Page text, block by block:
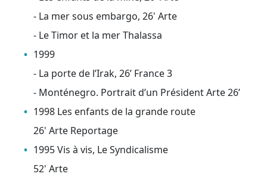
- La mer sous embargo, 26' Arte
- Le Timor et la mer Thalassa
1999
- La porte de l’Irak, 26’ France 3
- Monténegro. Portrait d’un Président Arte 26’
1998 Les enfants de la grande route
26' Arte Reportage
1995 Vis à vis, Le Syndicalisme
52' Arte